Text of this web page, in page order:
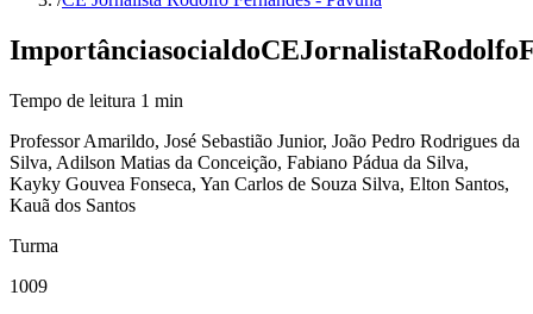
ImportânciasocialdoCEJornalistaRodolfo
Tempo de leitura 1 min
Professor Amarildo, José Sebastião Junior, João Pedro Rodrigues da
Silva, Adilson Matias da Conceição, Fabiano Pádua da Silva,
Kayky Gouvea Fonseca, Yan Carlos de Souza Silva, Elton Santos,
Kauã dos Santos
Turma
1009